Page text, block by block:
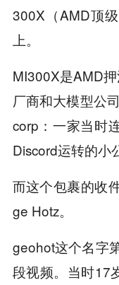
300X（AMD顶
上。
MI300X是AMD
厂商和大模型公
corp：一家当时
Discord运转的小
而这个包裹的收
ge Hotz。
geohot这个名字
段视频。当时17